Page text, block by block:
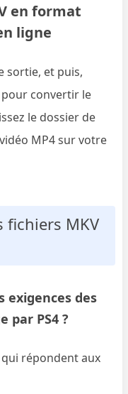
en format
ligne
sortie, et puis,
pour convertir le
le dossier de
MP4 sur votre
fichiers MKV
exigences des
par PS4 ?
qui répondent aux